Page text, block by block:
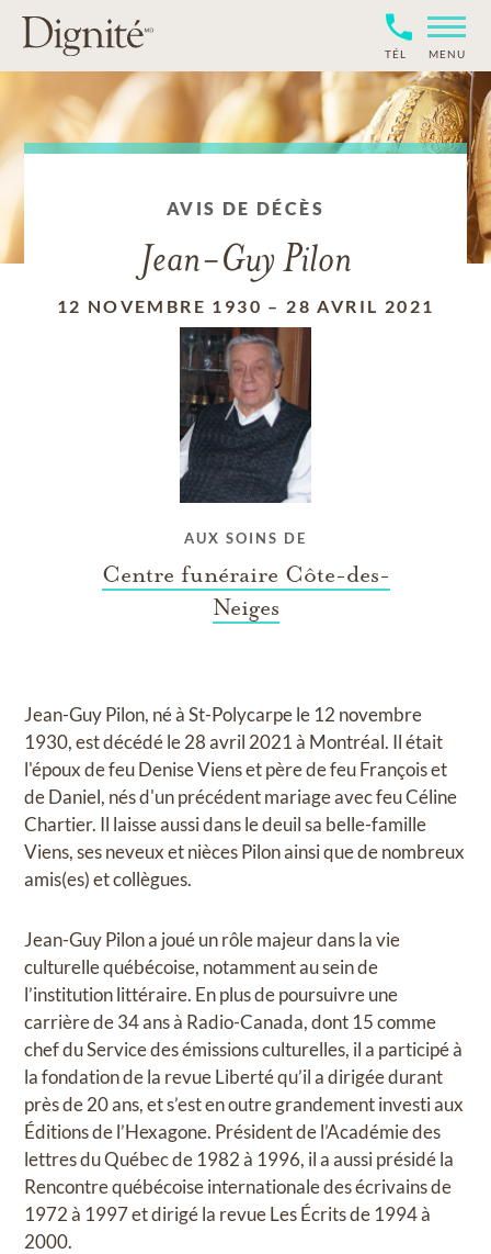
TÉL MENU
AVIS DE DÉCÈS
Jean-Guy Pilon
12 NOVEMBRE 1930 – 28 AVRIL 2021
AUX SOINS DE
Centre funéraire Côte-des-
Neiges
Jean-Guy Pilon, né à St-Polycarpe le 12 novembre
1930, est décédé le 28 avril 2021 à Montréal. Il était
l'époux de feu Denise Viens et père de feu François et
de Daniel, nés d'un précédent mariage avec feu Céline
Chartier. Il laisse aussi dans le deuil sa belle-famille
Viens, ses neveux et nièces Pilon ainsi que de nombreux
amis(es) et collègues.
Jean-Guy Pilon a joué un rôle majeur dans la vie
culturelle québécoise, notamment au sein de
l’institution littéraire. En plus de poursuivre une
carrière de 34 ans à Radio-Canada, dont 15 comme
chef du Service des émissions culturelles, il a participé à
la fondation de la revue Liberté qu’il a dirigée durant
près de 20 ans, et s’est en outre grandement investi aux
Éditions de l’Hexagone. Président de l’Académie des
lettres du Québec de 1982 à 1996, il a aussi présidé la
Rencontre québécoise internationale des écrivains de
1972 à 1997 et dirigé la revue Les Écrits de 1994 à
2000.